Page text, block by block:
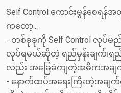
Self Control ကောင်းမွန်စေရ
ကတော့...
- တစ်ခုခုကို Self Control လုပ်
လုပ်ရမယ်ဆိုတဲ့ ရည်မှန်းချက်၊ရ
လည်း အခြေခံကျတဲ့အဓိကအချ
- နောက်ထပ်အရေးကြီးတဲ့အချက်က